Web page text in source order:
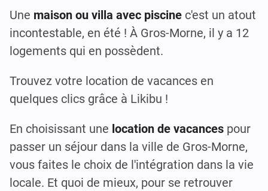
Une maison ou villa avec piscine c'est un atout
incontestable, en été ! À Gros-Morne, il y a 12
logements qui en possèdent.
Trouvez votre location de vacances en
quelques clics grâce à Likibu !
En choisissant une location de vacances pour
passer un séjour dans la ville de Gros-Morne,
vous faites le choix de l'intégration dans la vie
locale. Et quoi de mieux, pour se retrouver